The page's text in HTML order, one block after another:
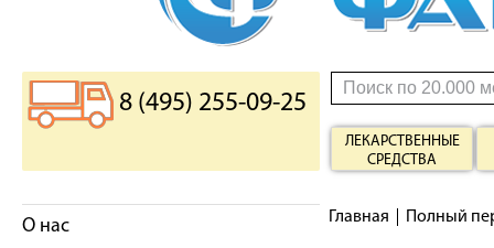
8 (495) 255-09-25
ЛЕКАРСТВЕННЫЕ
СРЕДСТВА
О нас Главная Полный